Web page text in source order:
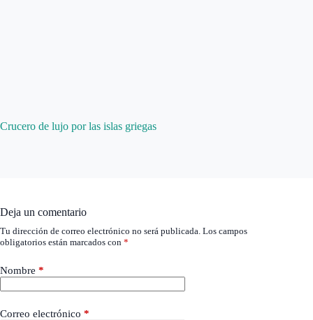
Crucero de lujo por las islas griegas
Deja un comentario
Tu dirección de correo electrónico no será publicada. Los campos
obligatorios están marcados con *
Nombre *
Correo electrónico *